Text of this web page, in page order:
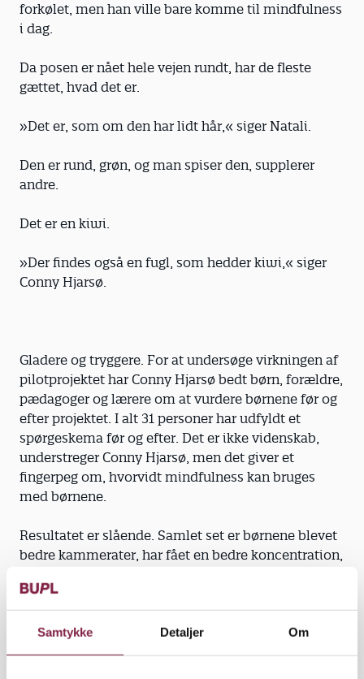
Samtykke Detaljer Om
forkølet, men han ville bare komme til mindfulness
i dag.
Da posen er nået hele vejen rundt, har de fleste
gættet, hvad det er.
»Det er, som om den har lidt hår,« siger Natali.
Den er rund, grøn, og man spiser den, supplerer
andre.
Det er en kiwi.
»Der findes også en fugl, som hedder kiwi,« siger
Conny Hjarsø.
Gladere og tryggere. For at undersøge virkningen af
pilotprojektet har Conny Hjarsø bedt børn, forældre,
pædagoger og lærere om at vurdere børnene før og
efter projektet. I alt 31 personer har udfyldt et
spørgeskema før og efter. Det er ikke videnskab,
understreger Conny Hjarsø, men det giver et
fingerpeg om, hvorvidt mindfulness kan bruges
med børnene.
Resultatet er slående. Samlet set er børnene blevet
bedre kammerater, har fået en bedre koncentration,
kede af det og har fået højere selvværd.
»Men noget tyder på, at de børn, der havde det
sværest inden projektet, ville have haft glæde af, at